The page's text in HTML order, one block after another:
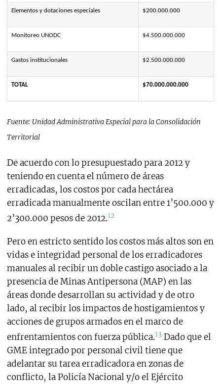
Elementos y dotaciones especiales $200.000.000
Monitoreo UNODC $4.500.000.000
Gastos institucionales $2.500.000.000
TOTAL $70.000.000.000
Fuente: Unidad Administrativa Especial para la Consolidación
Territorial
De acuerdo con lo presupuestado para 2012 y
teniendo en cuenta el número de áreas
erradicadas, los costos por cada hectárea
erradicada manualmente oscilan entre 1’500.000 y
2’300.000 pesos de 2012.12
Pero en estricto sentido los costos más altos son en
vidas e integridad personal de los erradicadores
manuales al recibir un doble castigo asociado a la
presencia de Minas Antipersona (MAP) en las
áreas donde desarrollan su actividad y de otro
lado, al recibir los impactos de hostigamientos y
acciones de grupos armados en el marco de
enfrentamientos con fuerza pública.13 Dado que el
GME integrado por personal civil tiene que
adelantar su tarea erradicadora en zonas de
conflicto, la Policía Nacional y/o el Ejército